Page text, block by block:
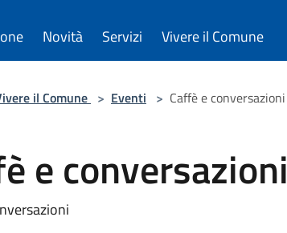
Novità Servizi Vivere il Comune
il Comune > Eventi > Caffè e conversazioni
e conversazioni